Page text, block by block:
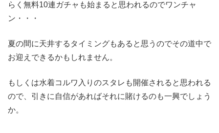
らく無料10連ガチャも始まると思われるのでワンチャ
ン・・・
夏の間に天井するタイミングもあると思うのでその道中で
お迎えできるかもしれません。
もしくは水着コルワ入りのスタレも開催されると思われる
ので、引きに自信があればそれに賭けるのも一興でしょう
か。